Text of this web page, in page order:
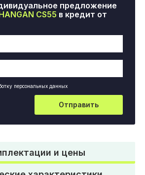
предложение
CS55 в кредит от
персональных данных
Отправить
и цены